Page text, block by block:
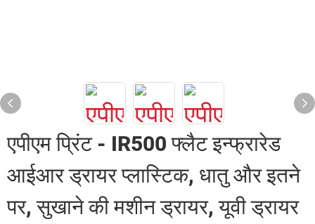
एपीएम प्रिंट - IR500 फ्लैट इन्फ्रारेड
आईआर ड्रायर प्लास्टिक, धातु और इतने
पर, सुखाने की मशीन ड्रायर, यूवी ड्रायर